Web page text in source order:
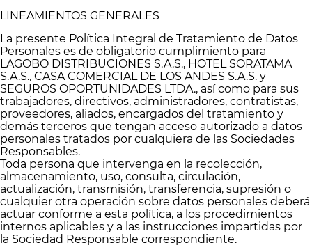
LINEAMIENTOS GENERALES
La presente Política Integral de Tratamiento de Datos
Personales es de obligatorio cumplimiento para
LAGOBO DISTRIBUCIONES S.A.S., HOTEL SORATAMA
S.A.S., CASA COMERCIAL DE LOS ANDES S.A.S. y
SEGUROS OPORTUNIDADES LTDA., así como para sus
trabajadores, directivos, administradores, contratistas,
proveedores, aliados, encargados del tratamiento y
demás terceros que tengan acceso autorizado a datos
personales tratados por cualquiera de las Sociedades
Responsables.
Toda persona que intervenga en la recolección,
almacenamiento, uso, consulta, circulación,
actualización, transmisión, transferencia, supresión o
cualquier otra operación sobre datos personales deberá
actuar conforme a esta política, a los procedimientos
internos aplicables y a las instrucciones impartidas por
la Sociedad Responsable correspondiente.